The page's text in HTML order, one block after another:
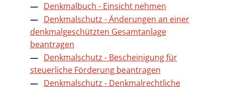
Denkmalbuch - Einsicht nehmen
Denkmalschutz - Änderungen an einer
denkmalgeschützten Gesamtanlage
beantragen
Denkmalschutz - Bescheinigung für
steuerliche Förderung beantragen
Denkmalschutz - Denkmalrechtliche